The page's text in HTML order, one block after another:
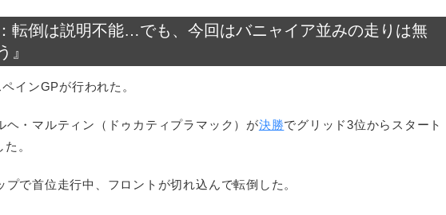
転倒は説明不能…でも、今回はバニャイア並みの走りは無
』
インGPが行われた。
・マルティン（ドゥカティプラマック）が決勝でグリッド3位からスタート
。
で首位走行中、フロントが切れ込んで転倒した。